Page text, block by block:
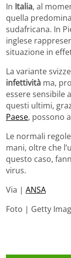
In Italia, al
quella
sudafricana. In
inglese
situazione in
La variante
infettività ma,
essere sensibile
questi ultimi,
Paese, possono
Le normali
mani, oltre che
questo caso,
virus.
Via | ANSA
Foto | Getty